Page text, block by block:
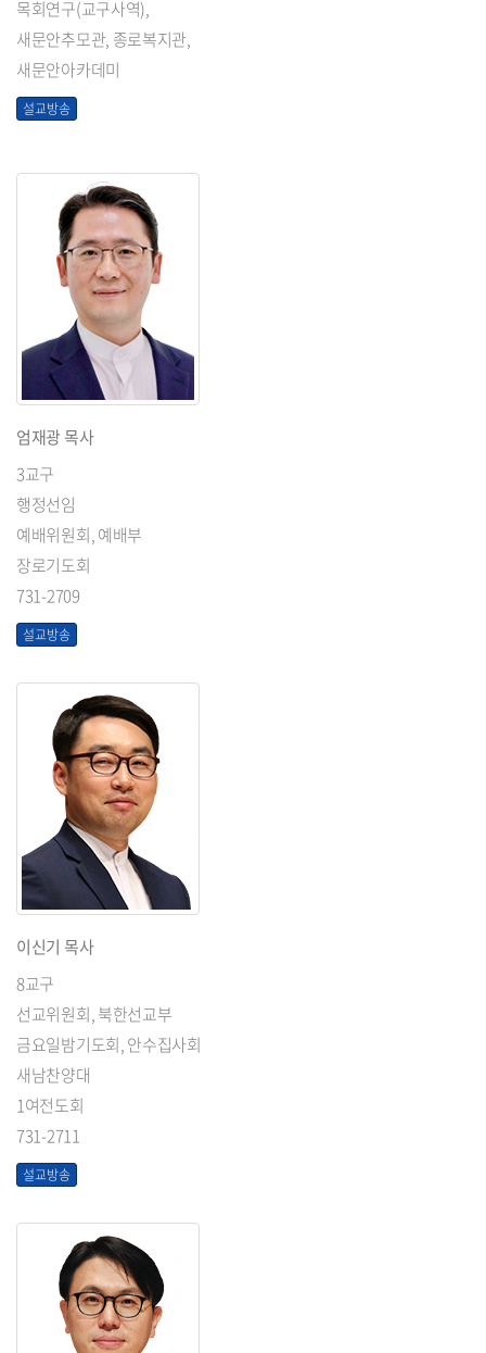
목회연구(교구사역),
새문안추모관, 종로복지관,
새문안아카데미
설교방송
엄재광 목사
3교구
행정선임
예배위원회, 예배부
장로기도회
731-2709
설교방송
이신기 목사
8교구
선교위원회, 북한선교부
금요일밤기도회, 안수집사회
새남찬양대
1여전도회
731-2711
설교방송